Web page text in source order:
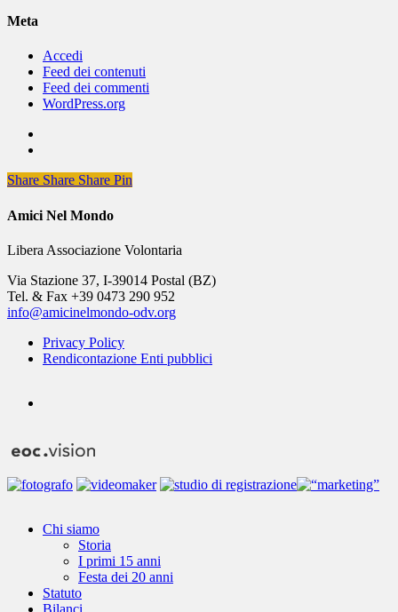
Meta
Accedi
Feed dei contenuti
Feed dei commenti
WordPress.org
Share
Share Share Share Pin
Amici Nel Mondo
Libera Associazione Volontaria
Via Stazione 37, I-39014 Postal (BZ)
Tel. & Fax +39 0473 290 952
info@amicinelmondo-odv.org
Privacy Policy
Rendicontazione Enti pubblici
Close
Chi siamo
Storia
I primi 15 anni
Festa dei 20 anni
Statuto
Bilanci